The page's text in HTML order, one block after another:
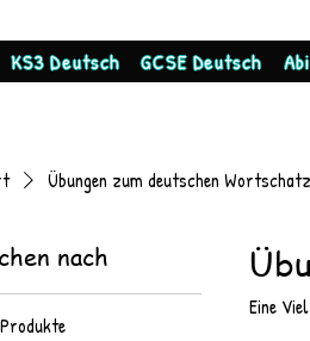
KS3 Deutsch GCSE Deutsch
Übungen zum deutschen Wortschatz
nach
Eine